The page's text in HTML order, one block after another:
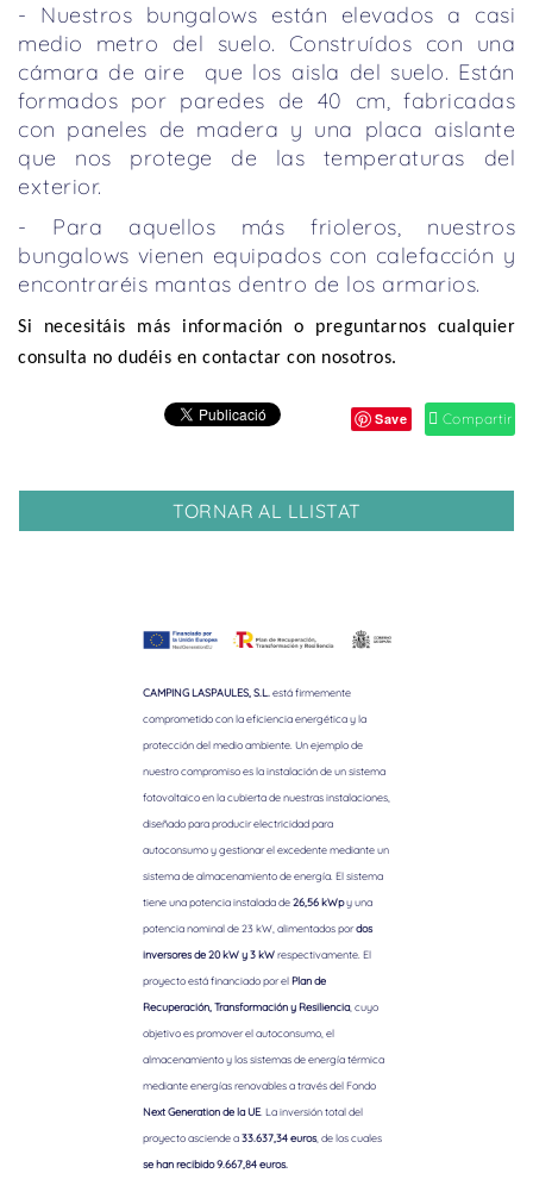
- Nuestros bungalows están elevados a casi
medio metro del suelo. Construídos con una
cámara de aire que los aisla del suelo. Están
formados por paredes de 40 cm, fabricadas
con paneles de madera y una placa aislante
que nos protege de las temperaturas del
exterior.
- Para aquellos más frioleros, nuestros
bungalows vienen equipados con calefacción y
encontraréis mantas dentro de los armarios.
Si necesitáis más información o preguntarnos cualquier
consulta no dudéis en contactar con nosotros.
Save Compartir
TORNAR AL LLISTAT
CAMPING LASPAULES, S.L.está firmemente
comprometido con la eficiencia energética y la
protección del medio ambiente. Un ejemplo de
nuestro compromiso es la instalación de un sistema
fotovoltaico en la cubierta de nuestras instalaciones,
diseñado para producir electricidad para
autoconsumo y gestionar el excedente mediante un
sistema de almacenamiento de energía. El sistema
tiene una potencia instalada de26,56 kWpy una
potencia nominal de 23 kW, alimentados pordos
inversores de 20 kW y 3 kWrespectivamente. El
proyecto está financiado por el Plan de
Recuperación, Transformación y Resiliencia, cuyo
objetivo es promover el autoconsumo, el
almacenamiento y los sistemas de energía térmica
mediante energías renovables a través del Fondo
Next Generation de la UE. La inversión total del
proyecto asciende a33.637,34 euros, de los cuales
se han recibido 9.667,84 euros.